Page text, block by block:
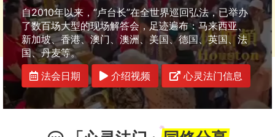
自2010年以来，“卢台长”在全世界巡回弘法，已举办
了数百场大型的现场解答会，足迹遍布：马来西亚、
新加坡、香港、澳门、澳洲、美国、德国、英国、法
国、丹麦等。
法会日期
介绍视频 心灵法门信息